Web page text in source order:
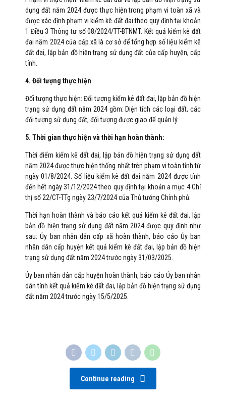
dụng đất năm 2024 được thực hiện trong phạm vi toàn xã và
được xác định phạm vi kiểm kê đất đai theo quy định tại khoản
1 Điều 3 Thông tư số 08/2024/TT-BTNMT. Kết quả kiểm kê đất
đai năm 2024 của cấp xã là cơ sở để tổng hợp số liệu kiểm kê
đất đai, lập bản đồ hiện trạng sử dụng đất của cấp huyện, cấp
tỉnh.
4. Đối tượng thực hiện
Đối tượng thực hiện: Đối tượng kiểm kê đất đai, lập bản đồ hiện
trạng sử dụng đất năm 2024 gồm: Diện tích các loại đất, các
đối tượng sử dụng đất, đối tượng được giao để quản lý.
5. Thời gian thực hiện và thời hạn hoàn thành:
Thời điểm kiểm kê đất đai, lập bản đồ hiện trạng sử dụng đất
năm 2024 được thực hiện thống nhất trên phạm vi toàn tỉnh từ
ngày 01/8/2024. Số liệu kiểm kê đất đai năm 2024 được tính
đến hết ngày 31/12/2024 theo quy định tại khoản a mục 4 Chỉ
thị số 22/CT-TTg ngày 23/7/2024 của Thủ tướng Chính phủ.
Thời hạn hoàn thành và báo cáo kết quả kiểm kê đất đai, lập
bản đồ hiện trạng sử dụng đất năm 2024 được quy định như
sau: Ủy ban nhân dân cấp xã hoàn thành, báo cáo Ủy ban
nhân dân cấp huyện kết quả kiểm kê đất đai, lập bản đồ hiện
trạng sử dụng đất năm 2024 trước ngày 31/03/2025.
Ủy ban nhân dân cấp huyện hoàn thành, báo cáo Ủy ban nhân
dân tỉnh kết quả kiểm kê đất đai, lập bản đồ hiện trạng sử dụng
đất năm 2024 trước ngày 15/5/2025.
Continue reading